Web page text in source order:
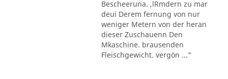
Bescheeruna. ,lRmdern zu mar
deui Derem fernung von nur
weniger Metern von der heran
dieser Zuschauenn Den
Mkaschine. brausenden
Fleischgewicht. vergön ..."